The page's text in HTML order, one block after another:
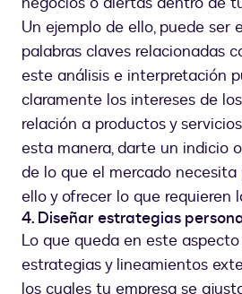
Un ejemplo de ello, puede ser
palabras claves relacionadas
este análisis e interpretación
claramente los intereses de
relación a productos y
esta manera, darte un indicio
de lo que el mercado
ello y ofrecer lo que requieren
4. Diseñar estrategias
Lo que queda en este
estrategias y lineamientos
los cuales tu empresa se